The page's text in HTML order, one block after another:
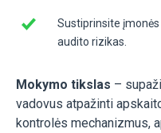
Sustiprinsite
audito rizikas.
Mokymo tikslas –
vadovus atpažinti
kontrolės mechanizmus,